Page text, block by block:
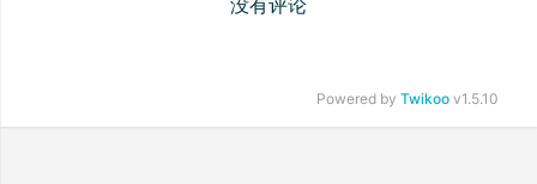
Powered by Twikoo v1.5.10